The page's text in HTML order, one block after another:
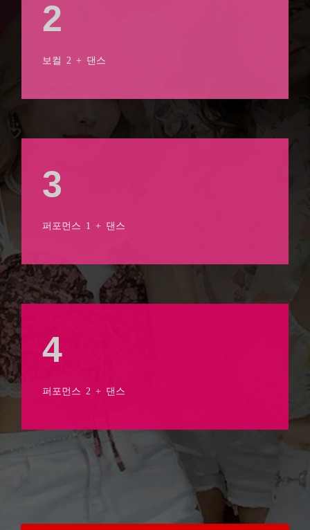
2
보컬 2 + 댄스
3
퍼포먼스 1 + 댄스
4
퍼포먼스 2 + 댄스